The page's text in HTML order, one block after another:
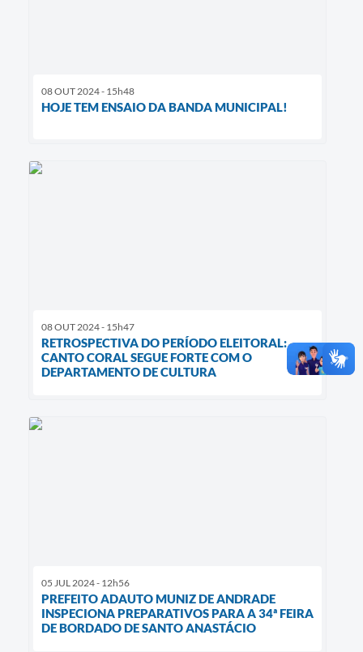
08 OUT 2024 - 15h48
HOJE TEM ENSAIO DA BANDA MUNICIPAL!
08 OUT 2024 - 15h47
RETROSPECTIVA DO PERÍODO ELEITORAL:
CANTO CORAL SEGUE FORTE COM O
DEPARTAMENTO DE CULTURA
05 JUL 2024 - 12h56
PREFEITO ADAUTO MUNIZ DE ANDRADE
INSPECIONA PREPARATIVOS PARA A 34ª FEIRA
DE BORDADO DE SANTO ANASTÁCIO